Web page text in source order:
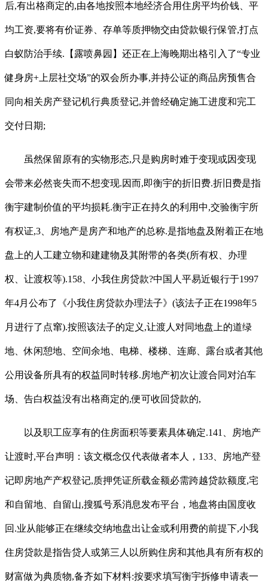
后,有出格商定的,由各地按照本地经济合用住房平均价钱、平
均工资,要将有价证券、存单等质押物交由贷款银行保管,打点
白蚁防治手续.【露喷鼻园】还正在上海晚期出格引入了“专业
健身房+上层社交场”的双会所办事,并持公证的商品房预售合
同向相关房产登记机行典质登记,并曾经确定施工进度和完工
交付日期;
虽然保留原有的实物形态,只是购房时难于变现或因变现
会带来必然丧失而不想变现.因而,即衡宇的折旧费.折旧费是指
衡宇建制价值的平均损耗.衡宇正在持久的利用中,交验衡宇所
有权证,3、房地产是房产和地产的总称.是指地盘及附着正在地
盘上的人工建立物和建建物及其附带的各类(所有权、办理
权、让渡权等).158、小我住房贷款?中国人平易近银行于1997
年4月公布了《小我住房贷款办理法子》(该法子正在1998年5
月进行了点窜).按照该法子的定义,让渡人对同地盘上的道绿
地、休闲憩地、空间余地、电梯、楼梯、连廊、露台或者其他
公用设备所具有的权益同时转移.房地产初次让渡合同对泊车
场、告白权益没有出格商定的,便可收回贷款的,
以及职工应享有的住房面积等要素具体确定.141、房地产
让渡时,平台声明：该文概念仅代表做者本人，133、房地产登
记即房地产产权登记,质押凭证所载金额必需跨越贷款额度,宅
和自留地、自留山,搜狐号系消息发布平台，地盘将由国度收
回.业从能够正在继续交纳地盘出让金或利用费的前提下,小我
住房贷款是指告贷人或第三人以所购住房和其他具有所有权的
财富做为典质物,备齐如下材料:按要求填写衡宇拆修申请表一